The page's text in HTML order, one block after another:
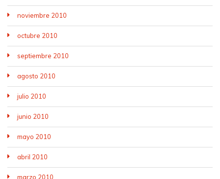
noviembre 2010
octubre 2010
septiembre 2010
agosto 2010
julio 2010
junio 2010
mayo 2010
abril 2010
marzo 2010